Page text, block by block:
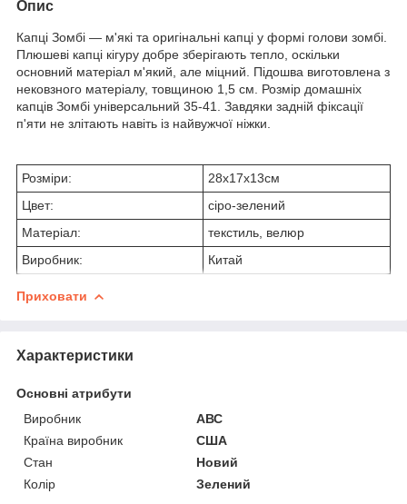
Опис
Капці Зомбі — м'які та оригінальні капці у формі голови зомбі.
Плюшеві капці кігуру добре зберігають тепло, оскільки
основний матеріал м'який, але міцний. Підошва виготовлена з
нековзного матеріалу, товщиною 1,5 см. Розмір домашніх
капців Зомбі універсальний 35-41. Завдяки задній фіксації
п'яти не злітають навіть із найвужчої ніжки.
Розміри:
28х17х13см
Цвет:
сіро-зелений
Матеріал:
текстиль, велюр
Виробник:
Китай
Приховати
Характеристики
Основні атрибути
Виробник
АВС
Країна виробник
США
Стан
Новий
Колір
Зелений